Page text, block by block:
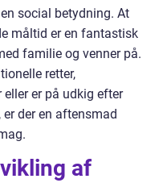
social betydning. At
måltid er en fantastisk
familie og venner på.
retter,
er på udkig efter
der en aftensmad
af